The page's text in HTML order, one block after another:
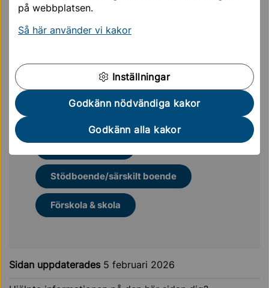
på webbplatsen.
Så här använder vi kakor
Inställningar
Godkänn nödvändiga kakor
Godkänn alla kakor
Bostad med särskild service
Stödboende/särskilt boende
Förskola & skola
Sidan uppdaterades 5 februari 2026